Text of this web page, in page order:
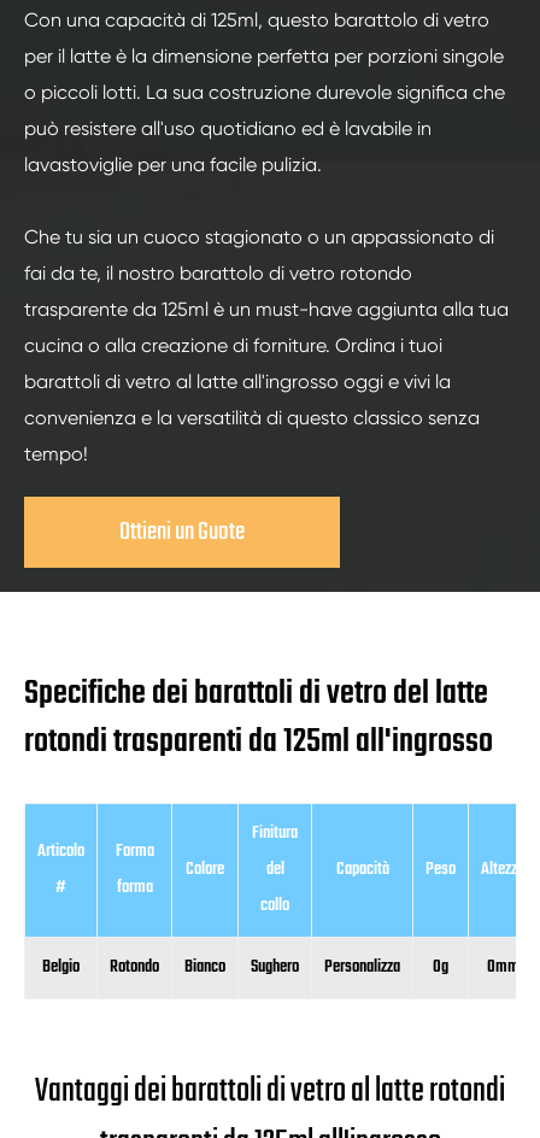
Con una capacità di 125ml, questo barattolo di vetro
per il latte è la dimensione perfetta per porzioni singole
o piccoli lotti. La sua costruzione durevole significa che
può resistere all'uso quotidiano ed è lavabile in
lavastoviglie per una facile pulizia.
Che tu sia un cuoco stagionato o un appassionato di
fai da te, il nostro barattolo di vetro rotondo
trasparente da 125ml è un must-have aggiunta alla tua
cucina o alla creazione di forniture. Ordina i tuoi
barattoli di vetro al latte all'ingrosso oggi e vivi la
convenienza e la versatilità di questo classico senza
tempo!
Ottieni un Guote
Specifiche dei barattoli di vetro del latte
rotondi trasparenti da 125ml all'ingrosso
Articolo
#
Forma
forma
Colore
Finitura
del
collo
Capacità Peso Altezza
Belgio Rotondo Bianco Sughero Personalizza 0g 0mm
Vantaggi dei barattoli di vetro al latte rotondi